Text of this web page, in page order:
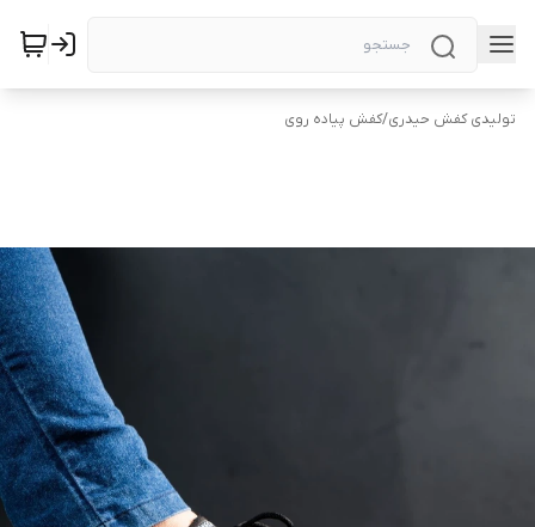
تولیدی کفش حیدری/کفش پیاده روی